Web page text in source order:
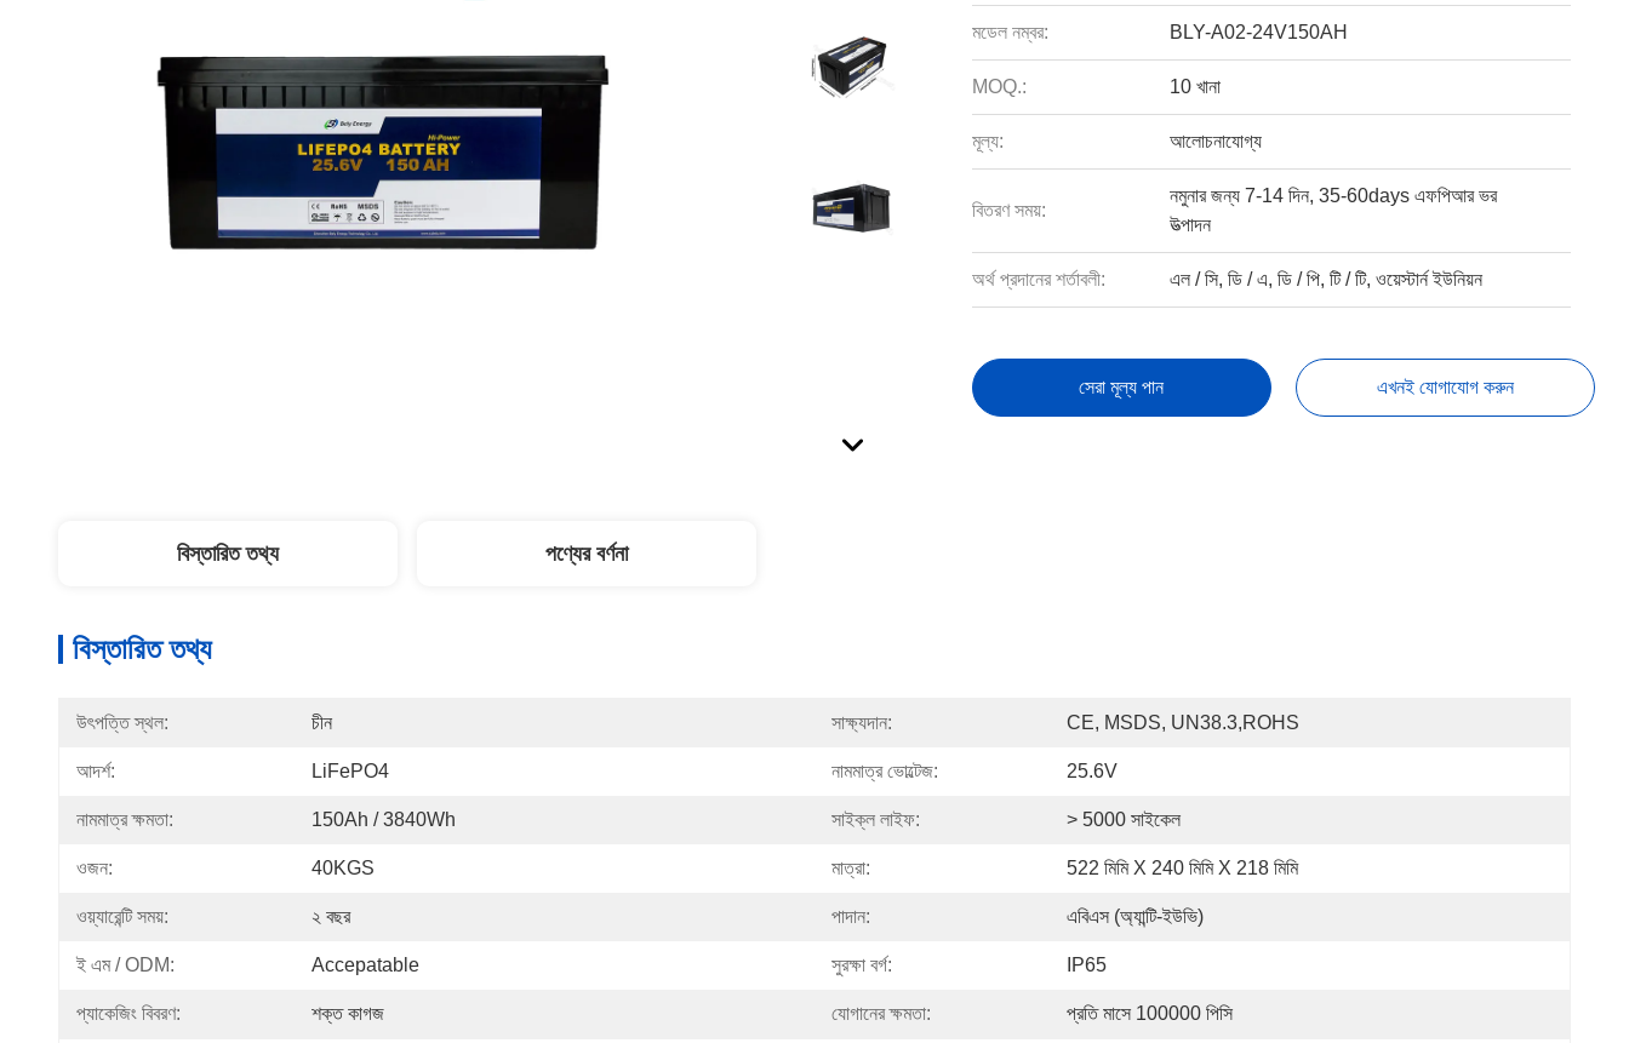
মডেল নম্বর: BLY-A02-24V150AH
MOQ.: 10 খানা
মূল্য: আলোচনাযোগ্য
বিতরণ সময়:
নমুনার জন্য 7-14 দিন, 35-60days এফপিআর ভর
উত্পাদন
অর্থ প্রদানের শর্তাবলী: এল / সি, ডি / এ, ডি / পি, টি / টি, ওয়েস্টার্ন ইউনিয়ন
সেরা মূল্য পান এখনই যোগাযোগ করুন
বিস্তারিত তথ্য পণ্যের বর্ণনা
বিস্তারিত তথ্য
উৎপত্তি স্থল: চীন সাক্ষ্যদান: CE, MSDS, UN38.3,ROHS
আদর্শ: LiFePO4 নামমাত্র ভোল্টেজ: 25.6V
নামমাত্র ক্ষমতা: 150Ah / 3840Wh সাইক্ল লাইফ: > 5000 সাইকেল
ওজন: 40KGS মাত্রা: 522 মিমি X 240 মিমি X 218 মিমি
ওয়্যারেন্টি সময়: ২ বছর পাদান: এবিএস (অ্যান্টি-ইউভি)
ই এম / ODM: Accepatable সুরক্ষা বর্গ: IP65
প্যাকেজিং বিবরণ: শক্ত কাগজ যোগানের ক্ষমতা: প্রতি মাসে 100000 পিসি